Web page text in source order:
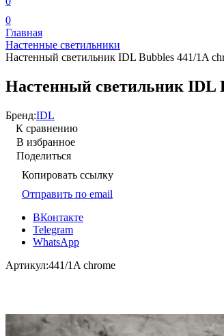
0
Главная
Настенные светильники
Настенный светильник IDL Bubbles 441/1A
Настенный светильник IDL
Бренд:IDL
К сравнению
В избранное
Поделиться
Копировать ссылку
Отправить по email
ВКонтакте
Telegram
WhatsApp
Артикул:441/1A chrome